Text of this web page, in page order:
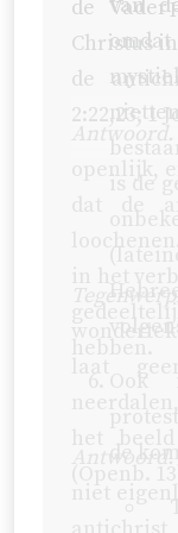
de
Christus
de
2:22,23;1
Antwoord.